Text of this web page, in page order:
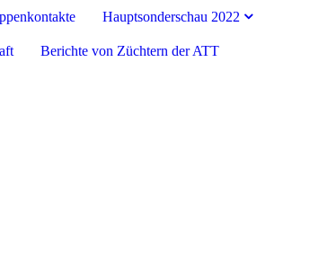
Hauptsonderschau 2022
Berichte von Züchtern der ATT